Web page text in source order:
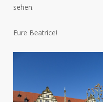
sehen.
Eure Beatrice!